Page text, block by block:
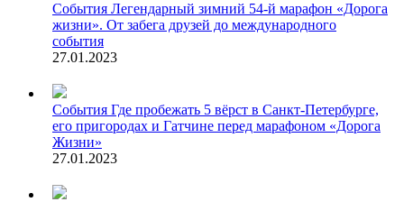
События Легендарный зимний 54-й марафон «Дорога
жизни». От забега друзей до международного
события
27.01.2023
События Где пробежать 5 вёрст в Санкт-Петербурге,
его пригородах и Гатчине перед марафоном «Дорога
Жизни»
27.01.2023